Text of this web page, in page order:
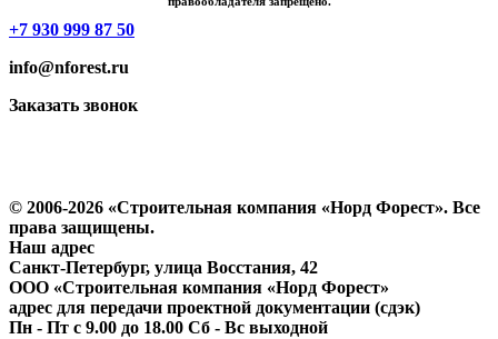
+7 930 999 87 50
info@nforest.ru
Заказать звонок
© 2006-2026 «Строительная компания «Норд Форест». Все
права защищены.
Наш адрес
​Санкт-Петербург, улица Восстания, 42
ООО «Строительная компания «Норд Форест»
адрес для передачи проектной документации (сдэк)
Пн - Пт с 9.00 до 18.00 Сб - Вс выходной